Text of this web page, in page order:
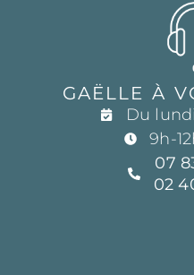
GAËLLE À
Du
9h-
07
02